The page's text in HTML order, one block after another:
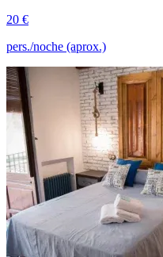
20 €
pers./noche (aprox.)